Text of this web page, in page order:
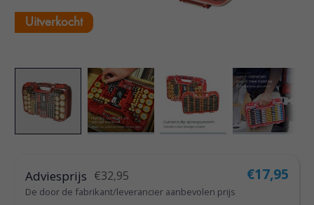
Uitverkocht
Adviesprijs €32,95
De door de fabrikant/leverancier aanbevolen prijs
€17,95